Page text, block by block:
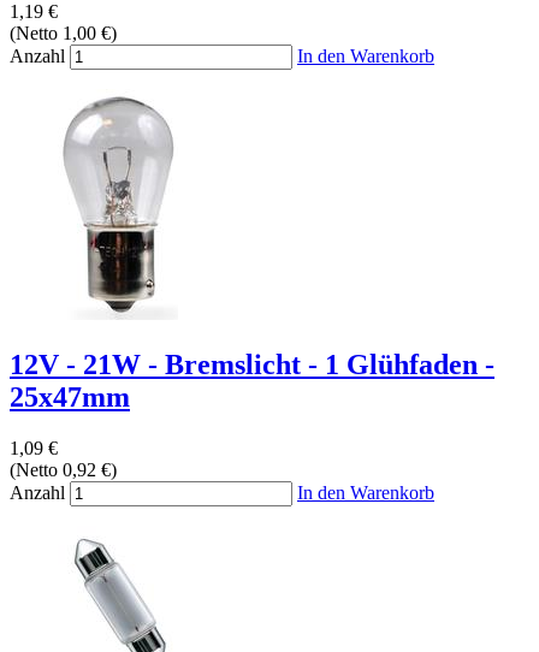
1,19 €
(Netto 1,00 €)
Anzahl
In den Warenkorb
12V - 21W - Bremslicht - 1 Glühfaden -
25x47mm
1,09 €
(Netto 0,92 €)
Anzahl
In den Warenkorb